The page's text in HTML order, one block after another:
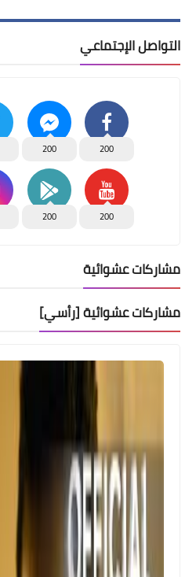
التواصل الإجتماعي
200
200
200
200
مشاركات عشوائية
مشاركات عشوائية [رأسي]